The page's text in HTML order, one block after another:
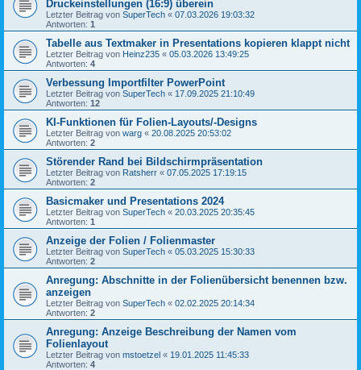
Druckeinstellungen (16:9) überein
Letzter Beitrag von SuperTech « 07.03.2026 19:03:32
Antworten: 1
Tabelle aus Textmaker in Presentations kopieren klappt nicht
Letzter Beitrag von Heinz235 « 05.03.2026 13:49:25
Antworten: 4
Verbessung Importfilter PowerPoint
Letzter Beitrag von SuperTech « 17.09.2025 21:10:49
Antworten: 12
KI-Funktionen für Folien-Layouts/-Designs
Letzter Beitrag von warg « 20.08.2025 20:53:02
Antworten: 2
Störender Rand bei Bildschirmpräsentation
Letzter Beitrag von Ratsherr « 07.05.2025 17:19:15
Antworten: 2
Basicmaker und Presentations 2024
Letzter Beitrag von SuperTech « 20.03.2025 20:35:45
Antworten: 1
Anzeige der Folien / Folienmaster
Letzter Beitrag von SuperTech « 05.03.2025 15:30:33
Antworten: 2
Anregung: Abschnitte in der Folienübersicht benennen bzw.
anzeigen
Letzter Beitrag von SuperTech « 02.02.2025 20:14:34
Antworten: 2
Anregung: Anzeige Beschreibung der Namen vom
Folienlayout
Letzter Beitrag von mstoetzel « 19.01.2025 11:45:33
Antworten: 4